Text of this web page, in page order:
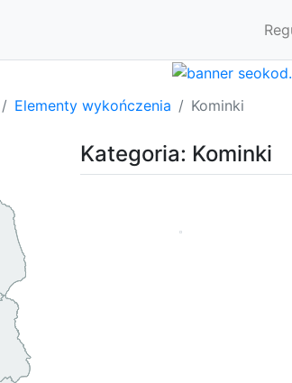
Elementy wykończenia Kominki
Kategoria: Kominki